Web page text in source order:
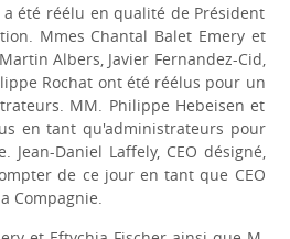
été réélu en qualité de Président
Mmes Chantal Balet Emery et
Albers, Javier Fernandez-Cid,
Rochat ont été réélus pour un
MM. Philippe Hebeisen et
en tant qu'administrateurs pour
Daniel Laffely, CEO désigné,
de ce jour en tant que CEO
Compagnie.